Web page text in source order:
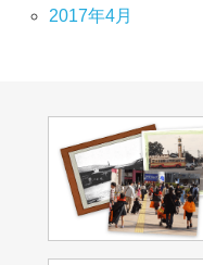
2017年4月